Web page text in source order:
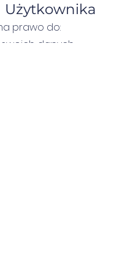
Użytkownika
prawo do:
danych,